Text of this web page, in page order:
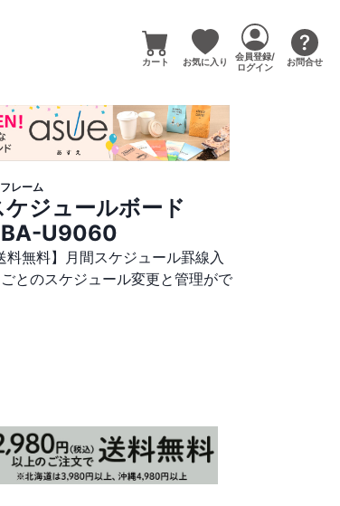
カート お気に入り
会員登録/
ログイン
お問合せ
レーム
ジュールボード
U9060
料無料】月間スケジュール罫線入
とのスケジュール変更と管理がで